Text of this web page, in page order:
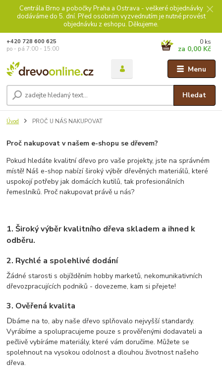
Centrála Brno a pobočky Praha a Ostrava - veškeré objednávky
dodáváme do 5. dní. Před osobním vyzvednutím je nutné provést
objednávku z eshopu. Děkujeme.
Menu
Hledat
+420 728 600 625
po - pá 7:00 - 15:00
0 ks
za 0,00 Kč
Úvod PROČ U NÁS NAKUPOVAT
Proč nakupovat v našem e-shopu se dřevem?
Pokud hledáte kvalitní dřevo pro vaše projekty, jste na správném
místě! Náš e-shop nabízí široký výběr dřevěných materiálů, které
uspokojí potřeby jak domácích kutilů, tak profesionálních
řemeslníků. Proč nakupovat právě u nás?
1. Široký výběr kvalitního dřeva skladem a ihned k
odběru.
2. Rychlé a spolehlivé dodání
Žádné starosti s objížděním hobby marketů, nekomunikativních
dřevozpracujících podniků - dovezeme, kam si přejete!
3. Ověřená kvalita
Dbáme na to, aby naše dřevo splňovalo nejvyšší standardy.
Vyrábíme a spolupracujeme pouze s prověřenými dodavateli a
pečlivě vybíráme materiály, které vám doručíme. Můžete se
spolehnout na vysokou odolnost a dlouhou životnost našeho
dřeva.